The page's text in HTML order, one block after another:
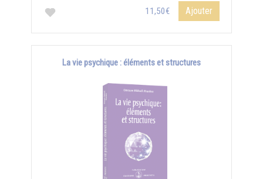
11,50€ Ajouter
La vie psychique : éléments et structures